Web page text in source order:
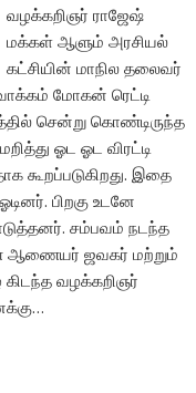
வழக்கறிஞர் ராஜேஷ்
மக்கள் ஆளும் அரசியல்
கட்சியின் மாநில தலைவர்
மோகன் ரெட்டி
சென்று கொண்டிருந்த
ஓட ஓட விரட்டி
கூறப்படுகிறது. இதை
பிறகு உடனே
சம்பவம் நடந்த
ஆணையர் ஜவகர் மற்றும்
வழக்கறிஞர்